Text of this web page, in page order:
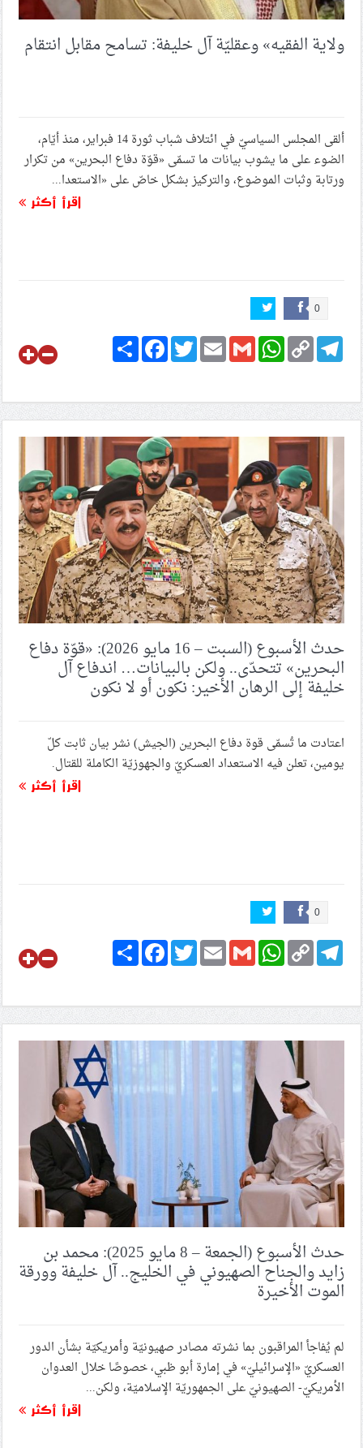
ولاية الفقيه» وعقليّة آل خليفة: تسامح مقابل انتقام
ألقى المجلس السياسيّ في ائتلاف شباب ثورة 14 فبراير، منذ أيّام،
الضوء على ما يشوب بيانات ما تسمّى «قوّة دفاع البحرين» من تكرار
ورتابة وثبات الموضوع، والتركيز بشكل خاصّ على «الاستعدا...
اقرأ أكثر
0
ShareFacebookTwitterEmailGmail
WhatsApp Copy
Link
Telegram
حدث الأسبوع (السبت – 16 مايو 2026): «قوّة دفاع
البحرين» تتحدّى.. ولكن بالبيانات… اندفاع آل
خليفة إلى الرهان الأخير: نكون أو لا نكون
اعتادت ما تُسمّى قوة دفاع البحرين (الجيش) نشر بيان ثابت كلّ
يومين، تعلن فيه الاستعداد العسكريّ والجهوزيّة الكاملة للقتال.
اقرأ أكثر
0
ShareFacebookTwitterEmailGmail
WhatsApp Copy
Link
Telegram
حدث الأسبوع (الجمعة – 8 مايو 2025): محمد بن
زايد والجناح الصهيوني في الخليج.. آل خليفة وورقة
الموت الأخيرة
لم يُفاجأ المراقبون بما نشرته مصادر صهيونيّة وأمريكيّة بشأن الدور
العسكريّ «الإسرائيليّ» في إمارة أبو ظبي، خصوصًا خلال العدوان
الأمريكيّ- الصهيونيّ على الجمهوريّة الإسلاميّة، ولكن...
اقرأ أكثر